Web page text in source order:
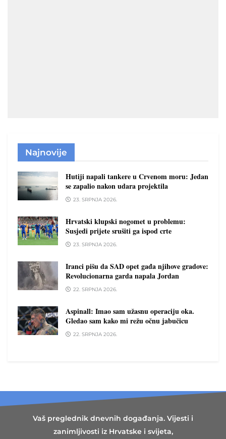
Najnovije
Hutiji napali tankere u Crvenom moru: Jedan
se zapalio nakon udara projektila
23. SRPNJA 2026.
Hrvatski klupski nogomet u problemu:
Susjedi prijete srušiti ga ispod crte
23. SRPNJA 2026.
Iranci pišu da SAD opet gađa njihove gradove:
Revolucionarna garda napala Jordan
22. SRPNJA 2026.
Aspinall: Imao sam užasnu operaciju oka.
Gledao sam kako mi režu očnu jabučicu
22. SRPNJA 2026.
Vaš preglednik dnevnih događanja. Vijesti i
zanimljivosti iz Hrvatske i svijeta,